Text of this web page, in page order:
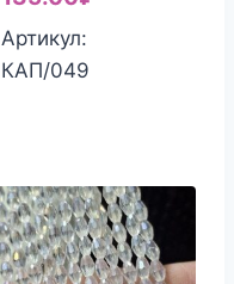
Артикул:
КАП/049